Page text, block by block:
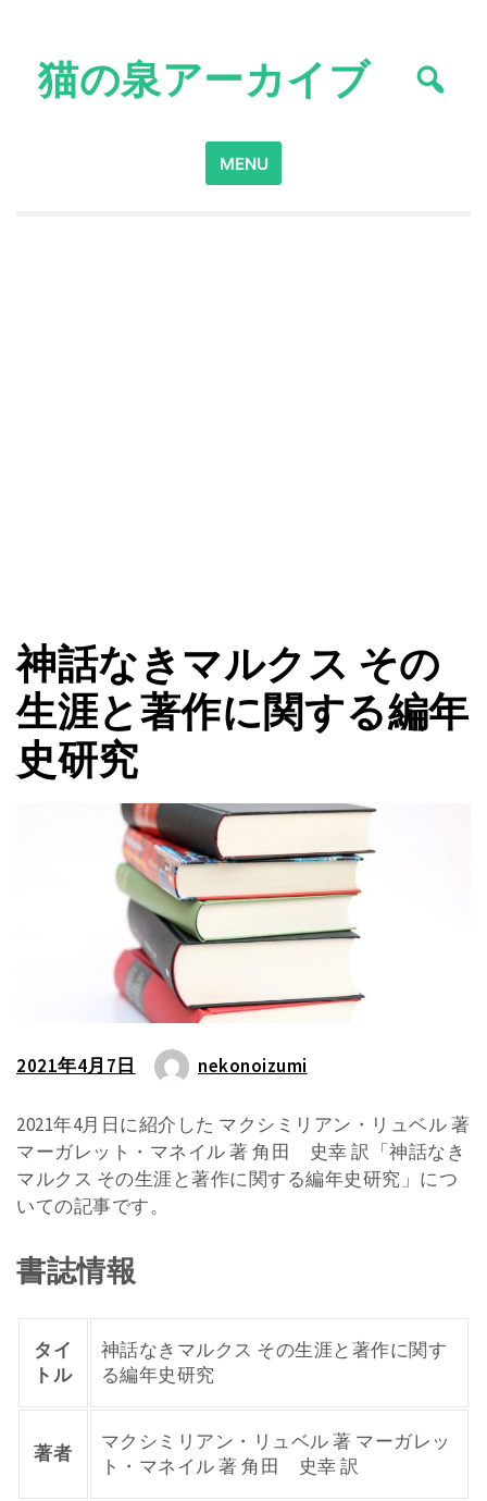
content猫の泉アーカイブ
Search
for:
MENU
神話なきマルクス その
生涯と著作に関する編年
史研究
2021年4月7日 nekonoizumi
2021年4月日に紹介した マクシミリアン・リュベル 著
マーガレット・マネイル 著 角田 史幸 訳「神話なき
マルクス その生涯と著作に関する編年史研究」につ
いての記事です。
書誌情報
タイ
トル
神話なきマルクス その生涯と著作に関す
る編年史研究
著者
マクシミリアン・リュベル 著 マーガレッ
ト・マネイル 著 角田 史幸 訳